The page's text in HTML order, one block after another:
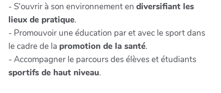
- S'ouvrir à son environnement en diversifiant les
lieux de pratique.
- Promouvoir une éducation par et avec le sport dans
le cadre de la promotion de la santé.
- Accompagner le parcours des élèves et étudiants
sportifs de haut niveau.